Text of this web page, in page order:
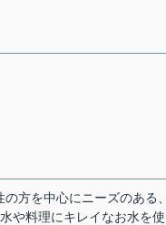
方を中心にニーズのある
や料理にキレイなお水を